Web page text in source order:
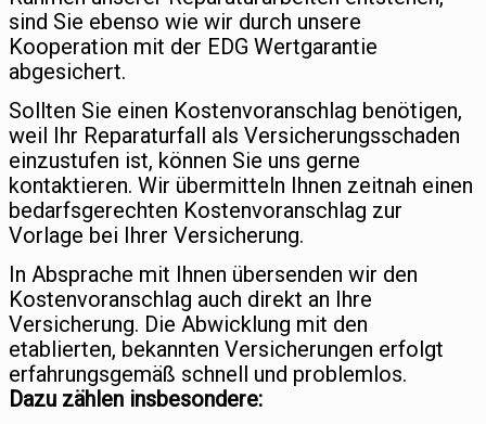
sind Sie ebenso wie wir durch unsere
Kooperation mit der EDG Wertgarantie
abgesichert.
Sollten Sie einen Kostenvoranschlag benötigen,
weil Ihr Reparaturfall als Versicherungsschaden
einzustufen ist, können Sie uns gerne
kontaktieren. Wir übermitteln Ihnen zeitnah einen
bedarfsgerechten Kostenvoranschlag zur
Vorlage bei Ihrer Versicherung.
In Absprache mit Ihnen übersenden wir den
Kostenvoranschlag auch direkt an Ihre
Versicherung. Die Abwicklung mit den
etablierten, bekannten Versicherungen erfolgt
erfahrungsgemäß schnell und problemlos.
Dazu zählen insbesondere: